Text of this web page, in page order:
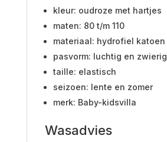
kleur: oudroze met hartjes
maten: 80 t/m 110
materiaal: hydrofiel katoen
pasvorm: luchtig en zwierig
taille: elastisch
seizoen: lente en zomer
merk: Baby-kidsvilla
Wasadvies